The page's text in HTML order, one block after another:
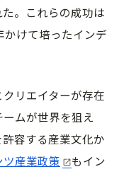
。これらの成功は
けて培ったインデ
リエイターが存在
ムが世界を狙え
容する産業文化か
産業政策
もイン